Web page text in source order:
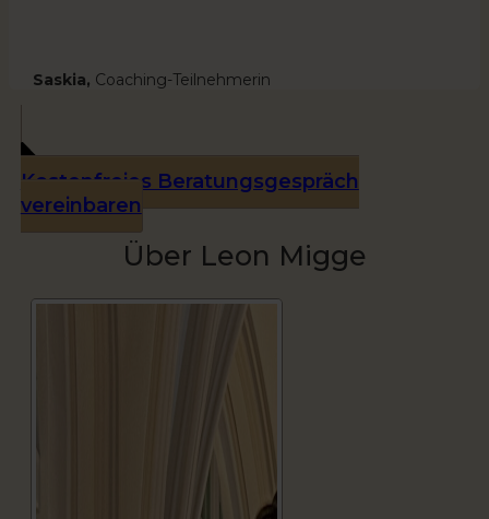
Saskia, Coaching-Teilnehmerin
Kostenfreies Beratungsgespräch
vereinbaren
Über Leon Migge